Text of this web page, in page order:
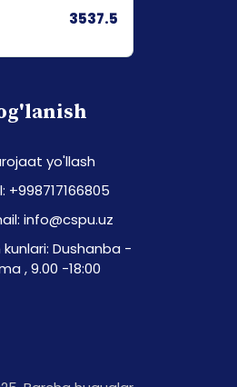
3537.5
yo'llash
+998717166805
info@cspu.uz
kunlari: Dushanba -
, 9.00 -18:00